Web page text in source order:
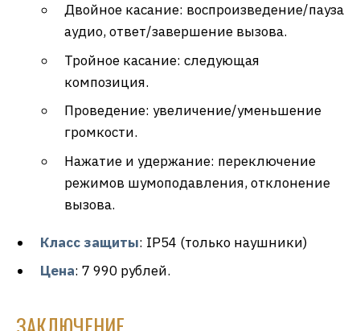
Двойное касание: воспроизведение/пауза
аудио, ответ/завершение вызова.
Тройное касание: следующая
композиция.
Проведение: увеличение/уменьшение
громкости.
Нажатие и удержание: переключение
режимов шумоподавления, отклонение
вызова.
Класс защиты: IP54 (только наушники)
Цена: 7 990 рублей.